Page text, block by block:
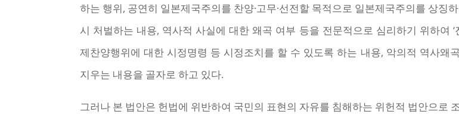
하는 행위, 공연히 일본제국주의를 찬양·고무·선전할 목적으로 일본제국주의를 상
시 처벌하는 내용, 역사적 사실에 대한 왜곡 여부 등을 전문적으로 심리하기 위하여
제찬양행위에 대한 시정명령 등 시정조치를 할 수 있도록 하는 내용, 악의적 역사왜
지우는 내용을 골자로 하고 있다.
그러나 본 법안은 헌법에 위반하여 국민의 표현의 자유를 침해하는 위헌적 법안으로